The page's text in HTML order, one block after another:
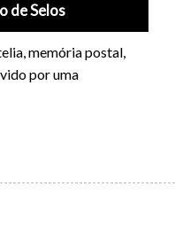
de Selos
memória postal,
por uma